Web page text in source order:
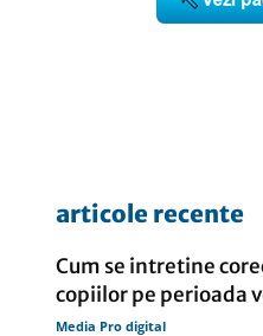
articole recente
Cum se intretine
copiilor pe perioada
Media Pro digital